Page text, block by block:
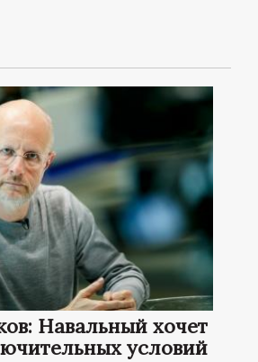
Навальный хочет
условий